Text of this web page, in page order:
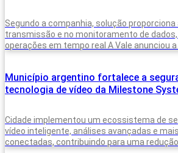
Segundo a companhia, solução proporciona
transmissão e no monitoramento de
operações em tempo real A Vale anunciou
Município argentino fortalece a
tecnologia de vídeo da Milestone
Cidade implementou um ecossistema de
vídeo inteligente, análises avançadas e
conectadas, contribuindo para uma redução